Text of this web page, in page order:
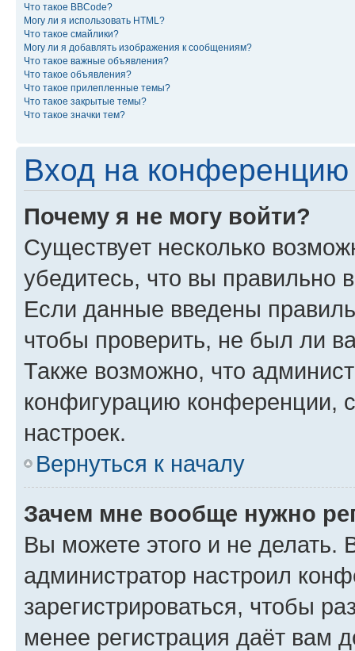
Что такое BBCode?
Могу ли я использовать HTML?
Что такое смайлики?
Могу ли я добавлять изображения к сообщениям?
Что такое важные объявления?
Что такое объявления?
Что такое прилепленные темы?
Что такое закрытые темы?
Что такое значки тем?
Вход на конференцию
Почему я не могу войти?
Существует несколько
убедитесь, что вы правильно
Если данные введены
чтобы проверить, не был ли
Также возможно, что
конфигурацию конференции,
настроек.
Вернуться к началу
Зачем мне вообще нужно
Вы можете этого и не делать.
администратор настроил
зарегистрироваться, чтобы
менее регистрация даёт вам